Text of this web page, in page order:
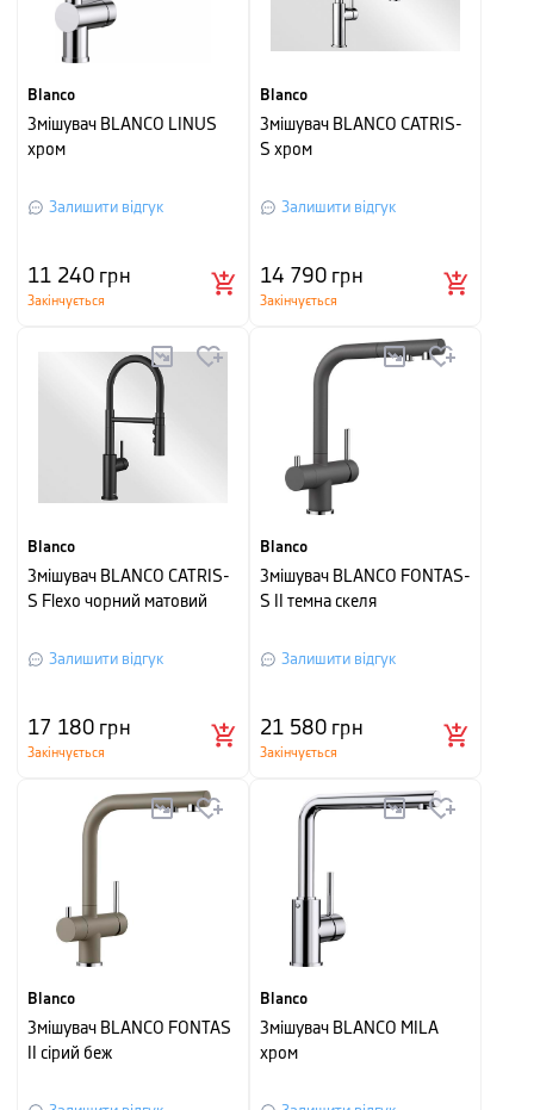
Blanco
Змішувач BLANCO LINUS
хром
Залишити відгук
11 240грн
Закінчується
Blanco
Змішувач BLANCO CATRIS-
S хром
Залишити відгук
14 790грн
Закінчується
Blanco
Змішувач BLANCO CATRIS-
S Flexo чорний матовий
Залишити відгук
17 180грн
Закінчується
Blanco
Змішувач BLANCO FONTAS-
S II темна скеля
Залишити відгук
21 580грн
Закінчується
Blanco
Змішувач BLANCO FONTAS
II сірий беж
Blanco
Змішувач BLANCO MILA
хром